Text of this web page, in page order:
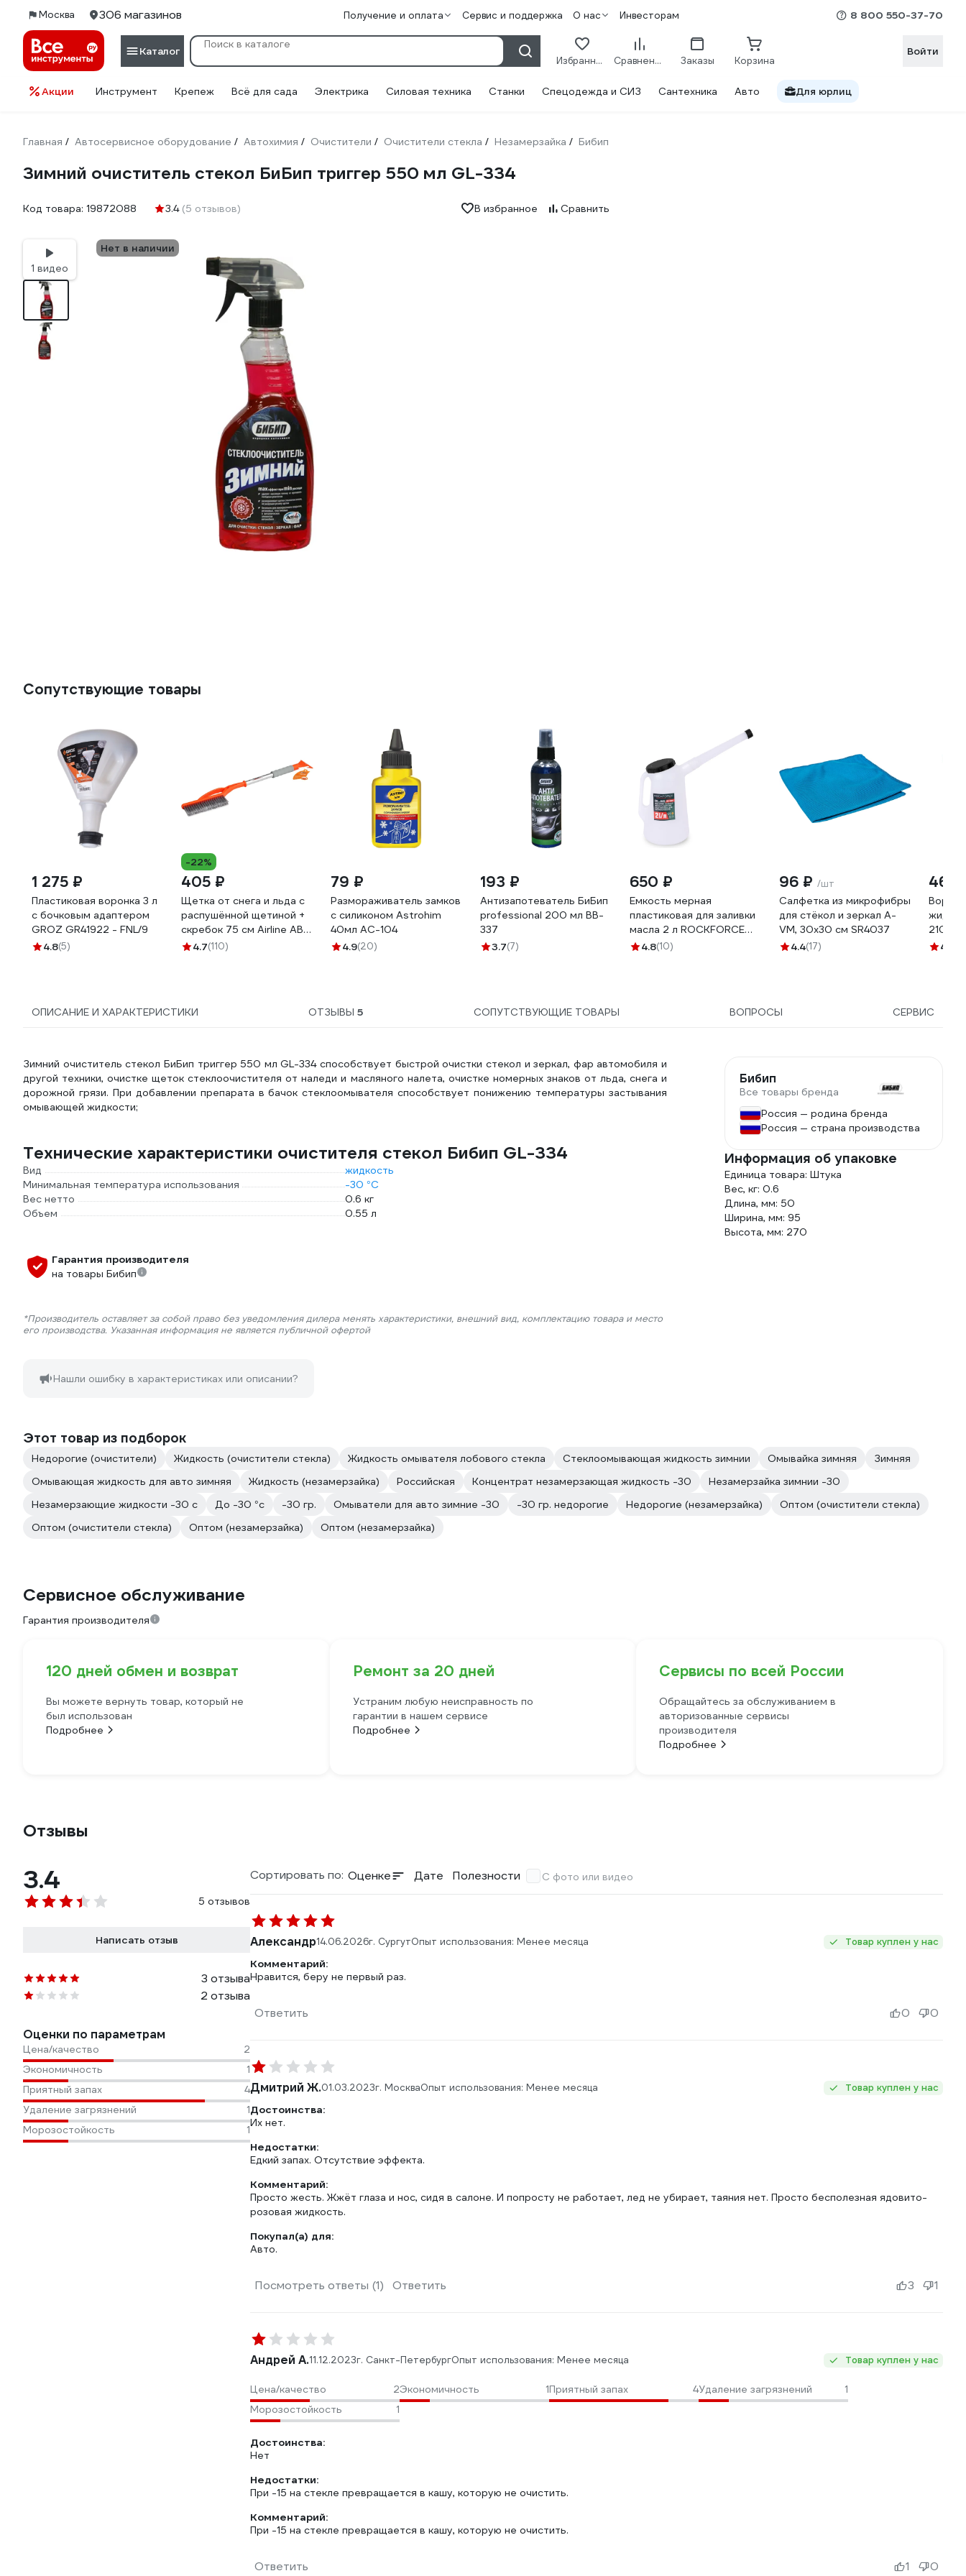
Москва 306 магазинов Получение и оплата Сервис и поддержка О нас Инвесторам 8 800 550-37-70
Каталог
Избранное Сравнение Заказы Корзина
Войти
Акции Инструмент Крепеж Всё для сада Электрика Силовая техника Станки Спецодежда и СИЗ Сантехника Авто Для юрлиц
Главная / Автосервисное оборудование / Автохимия / Очистители / Очистители стекла / Незамерзайка / Бибип
Зимний очиститель стекол БиБип триггер 550 мл GL-334
Код товара: 19872088 3.4 (5 отзывов) В избранное Сравнить
1 видео
Нет в наличии
Сопутствующие товары
1 275 ₽
Пластиковая воронка 3 л
с бочковым адаптером
GROZ GR41922 - FNL/9
4.8(5)
-22%
405 ₽
Щетка от снега и льда с
распушённой щетиной +
скребок 75 см Airline AB-
R-13S
4.7(110)
79 ₽
Размораживатель замков
с силиконом Astrohim
40мл AC-104
4.9(20)
193 ₽
Антизапотеватель БиБип
professional 200 мл BB-
337
3.7(7)
650 ₽
Емкость мерная
пластиковая для заливки
масла 2 л ROCKFORCE
RF-887C002(17040)
4.8(10)
96 ₽ /шт
Салфетка из микрофибры
для стёкол и зеркал A-
VM, 30х30 см SR4037
4.4(17)
464
4.7
ОПИСАНИЕ И ХАРАКТЕРИСТИКИ ОТЗЫВЫ5 СОПУТСТВУЮЩИЕ ТОВАРЫ ВОПРОСЫ СЕРВИС
Зимний очиститель стекол БиБип триггер 550 мл GL-334 способствует быстрой очистки стекол и зеркал, фар автомобиля и
другой техники, очистке щеток стеклоочистителя от наледи и масляного налета, очистке номерных знаков от льда, снега и
дорожной грязи. При добавлении препарата в бачок стеклоомывателя способствует понижению температуры застывания
омывающей жидкости;
Технические характеристики очистителя стекол Бибип GL-334
Вид
жидкость
Минимальная температура использования
-30 °С
Вес нетто
0.6 кг
Объем
0.55 л
Гарантия производителя
на товары Бибип
*Производитель оставляет за собой право без уведомления дилера менять характеристики, внешний вид, комплектацию товара и место
его производства. Указанная информация не является публичной офертой
Нашли ошибку в характеристиках или описании?
Бибип
Все товары бренда
Россия — родина бренда
Россия — страна производства
Информация об упаковке
Единица товара: Штука
Вес, кг: 0.6
Длина, мм: 50
Ширина, мм: 95
Высота, мм: 270
Этот товар из подборок
Недорогие (очистители) Жидкость (очистители стекла) Жидкость омывателя лобового стекла Стеклоомывающая жидкость зимнии Омывайка зимняя
Зимняя
Омывающая жидкость для авто зимняя
Жидкость (незамерзайка) Российская Концентрат незамерзающая жидкость -30
Незамерзайка зимнии -30
Незамерзающие жидкости -30 с
До -30 °с -30 гр. Омыватели для авто зимние -30 -30 гр. недорогие Недорогие (незамерзайка)
Оптом (очистители стекла)
Оптом (очистители стекла)
Оптом (незамерзайка) Оптом (незамерзайка)
Сервисное обслуживание
Гарантия производителя
120 дней обмен и возврат
Вы можете вернуть товар, который не
был использован
Подробнее
Ремонт за 20 дней
Устраним любую неисправность по
гарантии в нашем сервисе
Подробнее
Сервисы по всей России
Обращайтесь за обслуживанием в
авторизованные сервисы
производителя
Подробнее
Отзывы
3.4
5 отзывов
Написать отзыв
3 отзыва
2 отзыва
Оценки по параметрам
Цена/качество
2
Экономичность
1
Приятный запах
4
Удаление загрязнений
1
Морозостойкость
1
Сортировать по: Оценке Дате Полезности С фото или видео
Александр14.06.2026г. СургутОпыт использования: Менее месяца Товар куплен у нас
Комментарий:
Нравится, беру не первый раз.
Ответить 0 0
Дмитрий Ж.01.03.2023г. МоскваОпыт использования: Менее месяца Товар куплен у нас
Достоинства:
Их нет.
Недостатки:
Едкий запах. Отсутствие эффекта.
Комментарий:
Просто жесть. Жжёт глаза и нос, сидя в салоне. И попросту не работает, лед не убирает, таяния нет. Просто бесполезная ядовито-
розовая жидкость.
Покупал(а) для:
Авто.
Посмотреть ответы (1) Ответить 3 1
Андрей А.11.12.2023г. Санкт-ПетербургОпыт использования: Менее месяца Товар куплен у нас
Цена/качество 2Экономичность 1Приятный запах 4Удаление загрязнений
1
Морозостойкость
1
Достоинства:
Нет
Недостатки:
При -15 на стекле превращается в кашу, которую не очистить.
Комментарий:
При -15 на стекле превращается в кашу, которую не очистить.
Ответить 1 0